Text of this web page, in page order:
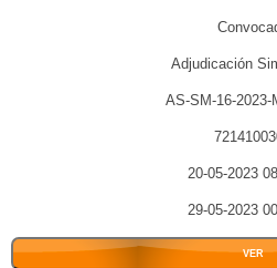
Adjudicación
AS-SM-16-2023-
20-05-2023
29-05-2023
VER